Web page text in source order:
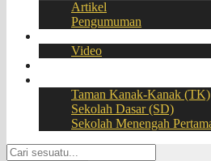
Artikel
Pengumuman
Video
Taman Kanak-Kanak (TK)
Sekolah Dasar (SD)
Sekolah Menengah